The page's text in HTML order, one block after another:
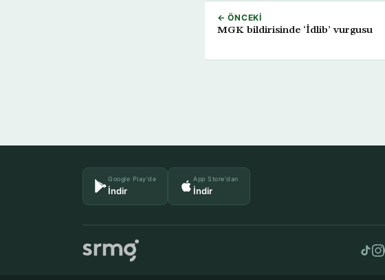
← ÖNCEKI
MGK bildirisinde ‘İdlib’ vurgusu
Google Play'de
İndir
App Store'dan
İndir